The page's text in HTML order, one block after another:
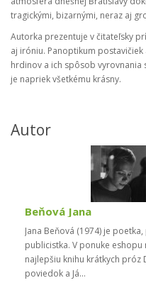
tragickými, bizarnými, neraz aj
Autorka prezentuje v čitateľsky
aj iróniu. Panoptikum
hrdinov a ich spôsob vyrovnania
je napriek všetkému krásny.
Autor
Beňová Jana
Jana Beňová (1974) je
publicistka. V ponuke eshopu
najlepšiu knihu krátkych próz
poviedok a Já...